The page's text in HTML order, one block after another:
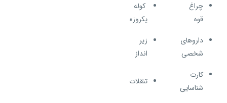
چراغ
قوه
کوله
یکروزه
داروهای
شخصی
زیر
انداز
کارت
شناسایی
تنقلات